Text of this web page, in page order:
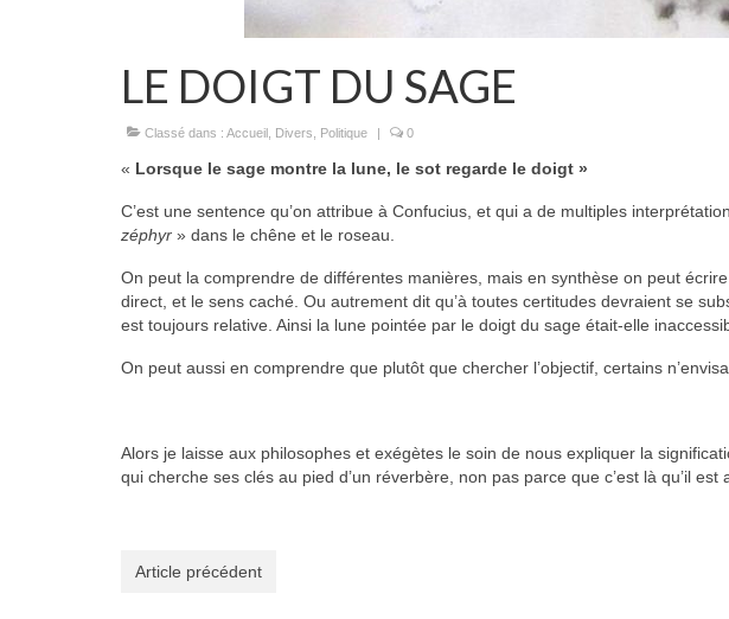
LE DOIGT DU SAGE
Classé dans : Accueil Divers Politique | 0
« Lorsque le sage montre la lune, le sot regarde le doigt »
C’est une sentence qu’on attribue à Confucius, et qui a de multiples
zéphyr » dans le chêne et le roseau.
On peut la comprendre de différentes manières, mais en synthèse on peut
direct, et le sens caché. Ou autrement dit qu’à toutes certitudes devraient se
est toujours relative. Ainsi la lune pointée par le doigt du sage était-elle
On peut aussi en comprendre que plutôt que chercher l’objectif, certains
Alors je laisse aux philosophes et exégètes le soin de nous expliquer la
qui cherche ses clés au pied d’un réverbère, non pas parce que c’est là qu’il
Article précédent